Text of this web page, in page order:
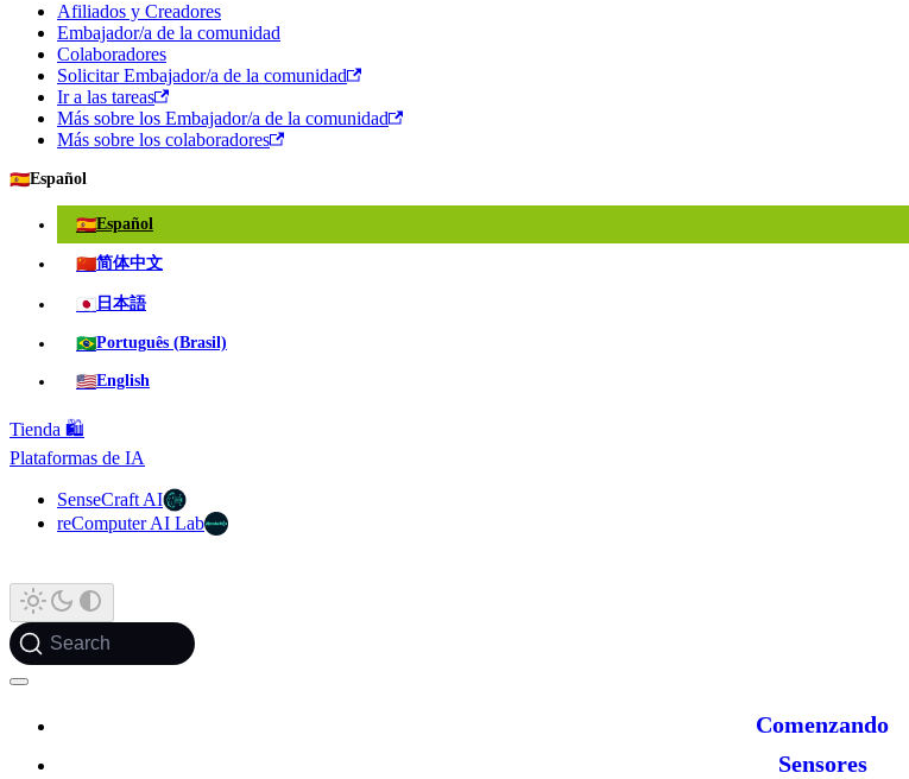
Afiliados y Creadores
Embajador/a de la comunidad
Colaboradores
Solicitar Embajador/a de la comunidad
Ir a las tareas
Más sobre los Embajador/a de la comunidad
Más sobre los colaboradores
🇪🇸Español
🇪🇸Español
🇨🇳简体中文
🇯🇵 日本語
🇧🇷Português (Brasil)
🇺🇸English
Tienda 🛍️
Plataformas de IA
SenseCraft AI
reComputer AI Lab
Search
Comenzando
Sensores